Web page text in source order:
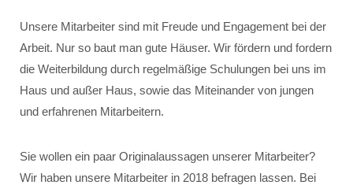
Unsere Mitarbeiter sind mit Freude und Engagement bei der
Arbeit. Nur so baut man gute Häuser. Wir fördern und fordern
die Weiterbildung durch regelmäßige Schulungen bei uns im
Haus und außer Haus, sowie das Miteinander von jungen
und erfahrenen Mitarbeitern.
Sie wollen ein paar Originalaussagen unserer Mitarbeiter?
Wir haben unsere Mitarbeiter in 2018 befragen lassen. Bei